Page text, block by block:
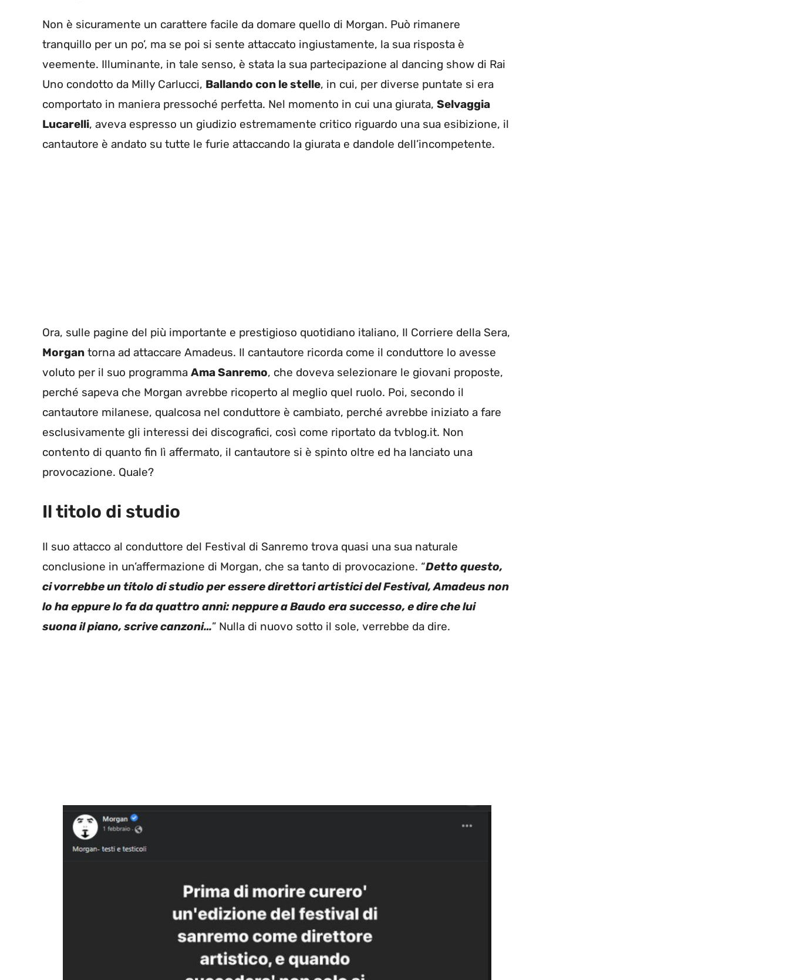
Non è sicuramente un carattere facile da domare quello di Morgan. Può rimanere
tranquillo per un po’, ma se poi si sente attaccato ingiustamente, la sua risposta è
veemente. Illuminante, in tale senso, è stata la sua partecipazione al dancing show di Rai
Uno condotto da Milly Carlucci, Ballando con le stelle, in cui, per diverse puntate si era
comportato in maniera pressoché perfetta. Nel momento in cui una giurata, Selvaggia
Lucarelli, aveva espresso un giudizio estremamente critico riguardo una sua esibizione, il
cantautore è andato su tutte le furie attaccando la giurata e dandole dell’incompetente.
Ora, sulle pagine del più importante e prestigioso quotidiano italiano, Il Corriere della Sera,
Morgan torna ad attaccare Amadeus. Il cantautore ricorda come il conduttore lo avesse
voluto per il suo programma Ama Sanremo, che doveva selezionare le giovani proposte,
perché sapeva che Morgan avrebbe ricoperto al meglio quel ruolo. Poi, secondo il
cantautore milanese, qualcosa nel conduttore è cambiato, perché avrebbe iniziato a fare
esclusivamente gli interessi dei discografici, così come riportato da tvblog.it. Non
contento di quanto fin lì affermato, il cantautore si è spinto oltre ed ha lanciato una
provocazione. Quale?
Il titolo di studio
Il suo attacco al conduttore del Festival di Sanremo trova quasi una sua naturale
conclusione in un’affermazione di Morgan, che sa tanto di provocazione. “Detto questo,
ci vorrebbe un titolo di studio per essere direttori artistici del Festival, Amadeus non
lo ha eppure lo fa da quattro anni: neppure a Baudo era successo, e dire che lui
suona il piano, scrive canzoni…” Nulla di nuovo sotto il sole, verrebbe da dire.